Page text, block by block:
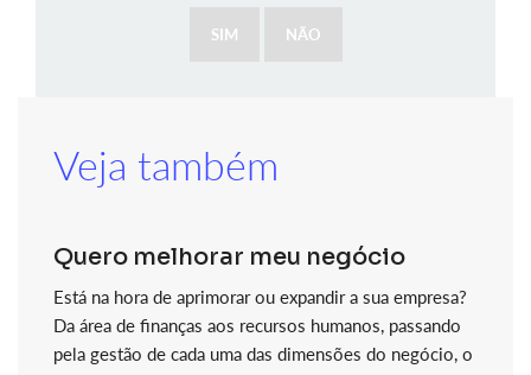
SIM NÃO
Veja também
Quero melhorar meu negócio
Está na hora de aprimorar ou expandir a sua empresa?
Da área de finanças aos recursos humanos, passando
pela gestão de cada uma das dimensões do negócio, o